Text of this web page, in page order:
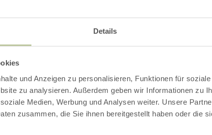
Details
und Anzeigen zu personalisieren, Funktionen für
zu analysieren. Außerdem geben wir Informationen zu
Medien, Werbung und Analysen weiter. Unsere
zusammen, die Sie ihnen bereitgestellt haben oder die